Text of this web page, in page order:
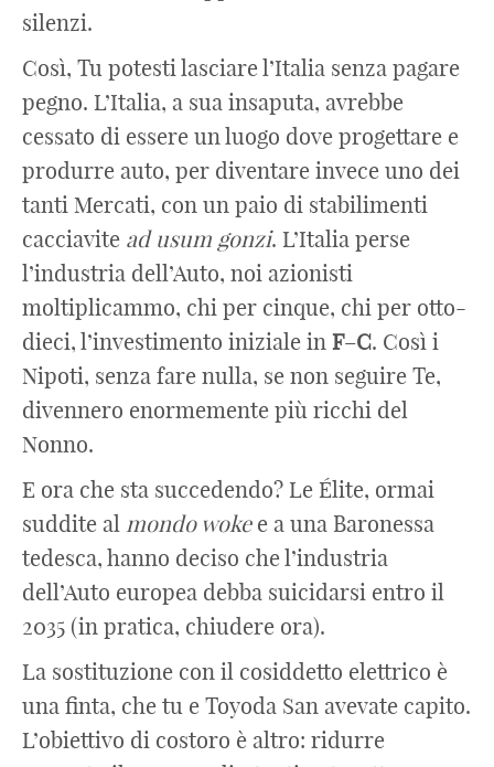
silenzi.
Così, Tu potesti lasciare l’Italia senza pagare
pegno. L’Italia, a sua insaputa, avrebbe
cessato di essere un luogo dove progettare e
produrre auto, per diventare invece uno dei
tanti Mercati, con un paio di stabilimenti
cacciavite ad usum gonzi. L’Italia perse
l’industria dell’Auto, noi azionisti
moltiplicammo, chi per cinque, chi per otto-
dieci, l’investimento iniziale in F–C. Così i
Nipoti, senza fare nulla, se non seguire Te,
divennero enormemente più ricchi del
Nonno.
E ora che sta succedendo? Le Élite, ormai
suddite al mondo wokee a una Baronessa
tedesca, hanno deciso che l’industria
dell’Auto europea debba suicidarsi entro il
2035 (in pratica, chiudere ora).
La sostituzione con il cosiddetto elettrico è
una finta, che tu e Toyoda San avevate capito.
L’obiettivo di costoro è altro: ridurre